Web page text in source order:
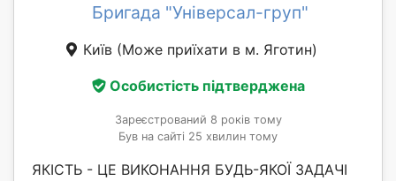
Бригада "Універсал-груп"
Київ (Може приїхати в м. Яготин)
Особистість підтверджена
Зареєстрований 8 років тому
Був на сайті 25 хвилин тому
ЯКІСТЬ - ЦЕ ВИКОНАННЯ БУДЬ-ЯКОЇ ЗАДАЧІ